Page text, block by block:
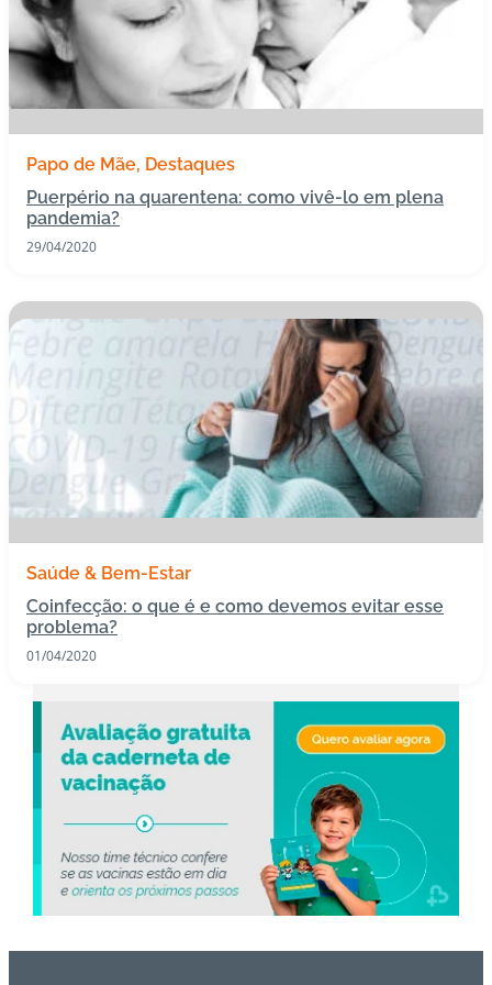
Papo de Mãe Destaques
Puerpério na quarentena: como vivê-lo em plena
pandemia?
29/04/2020
Saúde & Bem-Estar
Coinfecção: o que é e como devemos evitar esse
problema?
01/04/2020